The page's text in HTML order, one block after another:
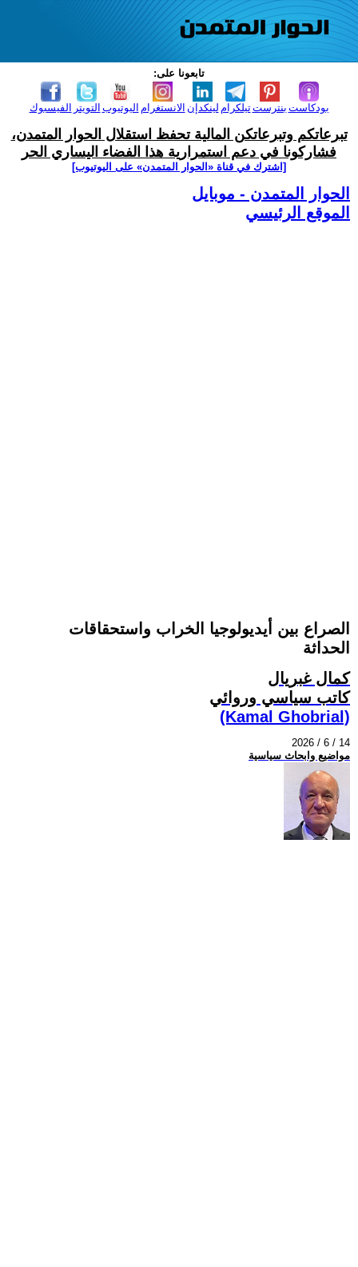
تابعونا على:
الفيسبوك التويتر اليوتيوب الانستغرام لينكدإن تيلكرامبنترست بودكاست
تبرعاتكم وتبرعاتكن المالية تحفظ استقلال الحوار المتمدن،
فشاركونا في دعم استمرارية هذا الفضاء اليساري الحر
[اشترك في قناة ‫«الحوار المتمدن» على اليوتيوب]
الحوار المتمدن - موبايل
الموقع الرئيسي
الصراع بين أيديولوجيا الخراب واستحقاقات
الحداثة
كمال غبريال
كاتب سياسي وروائي
(Kamal Ghobrial)
2026 / 6 / 14
مواضيع وابحاث سياسية